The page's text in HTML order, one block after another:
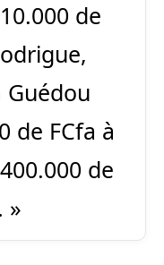
de
Guédou
de FCfa à
de
»